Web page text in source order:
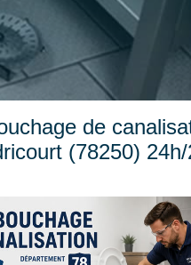
de
(78250)